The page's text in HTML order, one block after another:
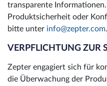
transparente Informationen.
Produktsicherheit oder
bitte unter info@zepter.com.
VERPFLICHTUNG ZUR
Zepter engagiert sich für
die Überwachung der